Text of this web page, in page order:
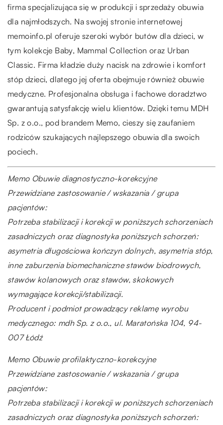
firma specjalizująca się w produkcji i sprzedaży obuwia
dla najmłodszych. Na swojej stronie internetowej
memoinfo.pl oferuje szeroki wybór butów dla dzieci, w
tym kolekcje Baby, Mammal Collection oraz Urban
Classic. Firma kładzie duży nacisk na zdrowie i komfort
stóp dzieci, dlatego jej oferta obejmuje również obuwie
medyczne. Profesjonalna obsługa i fachowe doradztwo
gwarantują satysfakcję wielu klientów. Dzięki temu MDH
Sp. z o.o., pod brandem Memo, cieszy się zaufaniem
rodziców szukających najlepszego obuwia dla swoich
pociech.
Memo Obuwie diagnostyczno-korekcyjne
Przewidziane zastosowanie / wskazania / grupa
pacjentów:
Potrzeba stabilizacji i korekcji w poniższych schorzeniach
zasadniczych oraz diagnostyka poniższych schorzeń:
asymetria długościowa kończyn dolnych, asymetria stóp,
inne zaburzenia biomechaniczne stawów biodrowych,
stawów kolanowych oraz stawów, skokowych
wymagające korekcji/stabilizacji.
Producent i podmiot prowadzący reklamę wyrobu
medycznego: mdh Sp. z o.o., ul. Maratońska 104, 94-
007 Łódź
Memo Obuwie profilaktyczno-korekcyjne
Przewidziane zastosowanie / wskazania / grupa
pacjentów:
Potrzeba stabilizacji i korekcji w poniższych schorzeniach
zasadniczych oraz diagnostyka poniższych schorzeń: